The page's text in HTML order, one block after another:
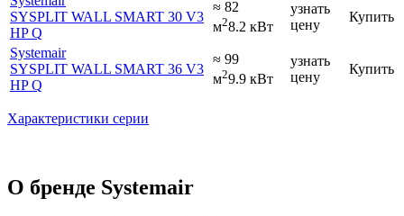
SYSPLIT WALL SMART 30 V3
HP Q
≈ 82
м28.2 кВт
узнать
цену
Купить
Systemair
SYSPLIT WALL SMART 36 V3
HP Q
≈ 99
м29.9 кВт
узнать
цену
Купить
Характеристики серии
О бренде Systemair